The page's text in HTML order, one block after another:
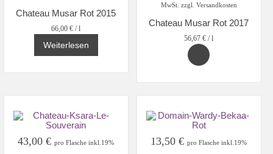
Chateau Musar Rot 2015
66,00€ /l
Weiterlesen
MwSt. zzgl. Versandkosten
Chateau Musar Rot 2017
56,67€ /l
43,00€ pro Flasche inkl.19%
13,50€ pro Flasche inkl.19%